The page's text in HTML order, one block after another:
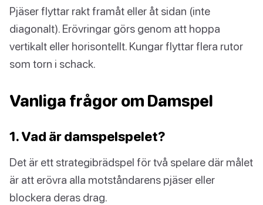
Pjäser flyttar rakt framåt eller åt sidan (inte
diagonalt). Erövringar görs genom att hoppa
vertikalt eller horisontellt. Kungar flyttar flera rutor
som torn i schack.
Vanliga frågor om Damspel
1. Vad är damspelspelet?
Det är ett strategibrädspel för två spelare där målet
är att erövra alla motståndarens pjäser eller
blockera deras drag.